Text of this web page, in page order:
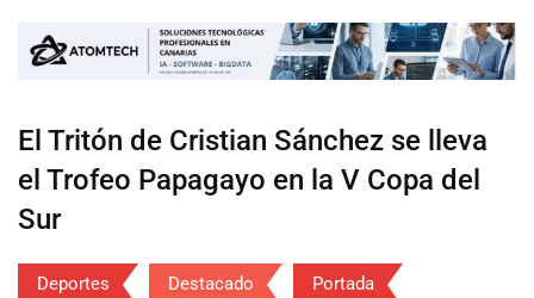
El Tritón de Cristian Sánchez se lleva
el Trofeo Papagayo en la V Copa del
Sur
Deportes Destacado Portada